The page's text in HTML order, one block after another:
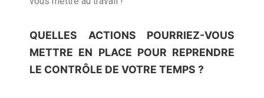
QUELLES ACTIONS POURRIEZ-VOUS
METTRE EN PLACE POUR REPRENDRE
LE CONTRÔLE DE VOTRE TEMPS ?